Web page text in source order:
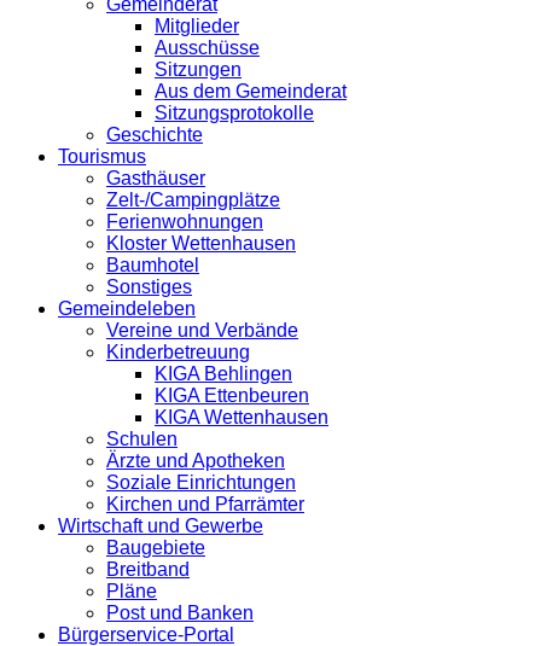
Gemeinderat
Mitglieder
Ausschüsse
Sitzungen
Aus dem Gemeinderat
Sitzungsprotokolle
Geschichte
Tourismus
Gasthäuser
Zelt-/Campingplätze
Ferienwohnungen
Kloster Wettenhausen
Baumhotel
Sonstiges
Gemeindeleben
Vereine und Verbände
Kinderbetreuung
KIGA Behlingen
KIGA Ettenbeuren
KIGA Wettenhausen
Schulen
Ärzte und Apotheken
Soziale Einrichtungen
Kirchen und Pfarrämter
Wirtschaft und Gewerbe
Baugebiete
Breitband
Pläne
Post und Banken
Bürgerservice-Portal